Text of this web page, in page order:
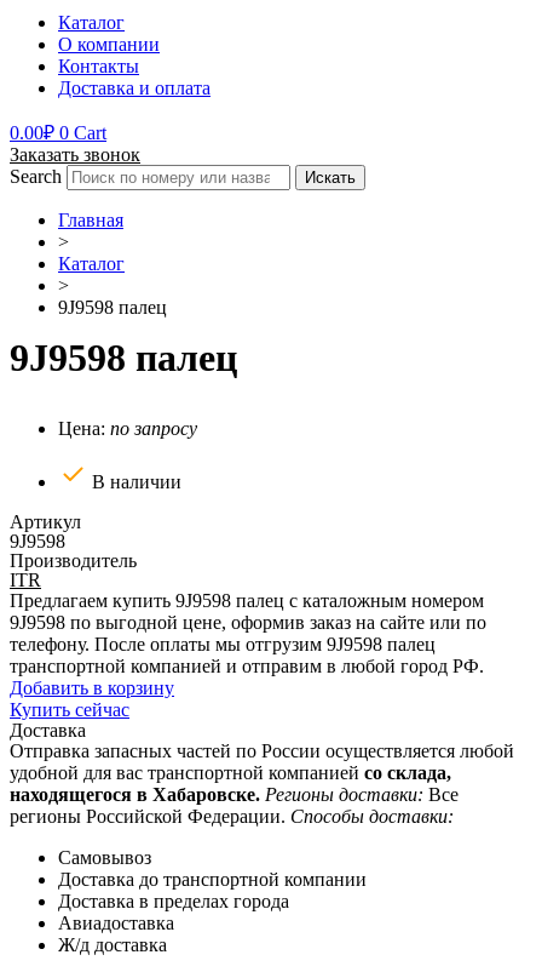
Каталог
О компании
Контакты
Доставка и оплата
0.00₽ 0 Cart
Заказать звонок
Search
Искать
Главная
>
Каталог
>
9J9598 палец
9J9598 палец
Цена: по запросу
В наличии
Артикул
9J9598
Производитель
ITR
Предлагаем купить 9J9598 палец с каталожным номером
9J9598 по выгодной цене, оформив заказ на сайте или по
телефону. После оплаты мы отгрузим 9J9598 палец
транспортной компанией и отправим в любой город РФ.
Добавить в корзину
Купить сейчас
Доставка
Отправка запасных частей по России осуществляется любой
удобной для вас транспортной компанией со склада,
находящегося в Хабаровске. Регионы доставки: Все
регионы Российской Федерации. Способы доставки:
Самовывоз
Доставка до транспортной компании
Доставка в пределах города
Авиадоставка
Ж/д доставка